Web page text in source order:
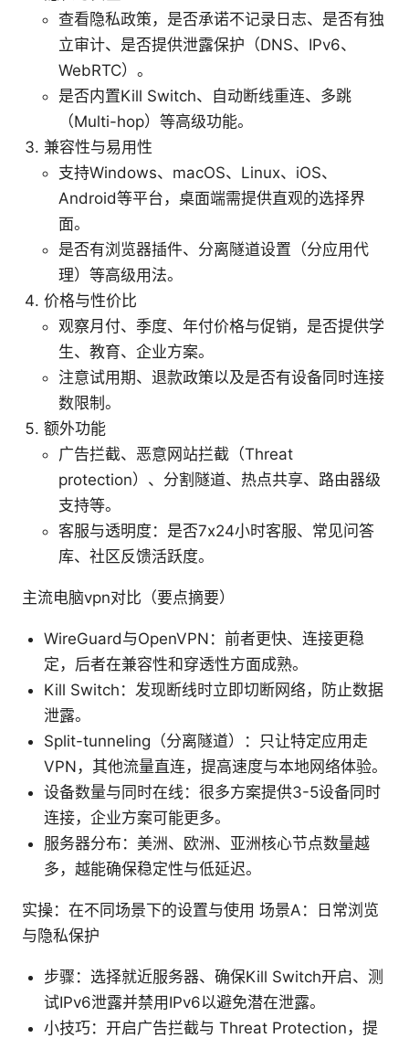
查看隐私政策，是否承诺不记录日志、是否有独
立审计、是否提供泄露保护（DNS、IPv6、
WebRTC）。
是否内置Kill Switch、自动断线重连、多跳
（Multi-hop）等高级功能。
兼容性与易用性
支持Windows、macOS、Linux、iOS、
Android等平台，桌面端需提供直观的选择界
面。
是否有浏览器插件、分离隧道设置（分应用代
理）等高级用法。
价格与性价比
观察月付、季度、年付价格与促销，是否提供学
生、教育、企业方案。
注意试用期、退款政策以及是否有设备同时连接
数限制。
额外功能
广告拦截、恶意网站拦截（Threat
protection）、分割隧道、热点共享、路由器级
支持等。
客服与透明度：是否7x24小时客服、常见问答
库、社区反馈活跃度。
主流电脑vpn对比（要点摘要）
WireGuard与OpenVPN：前者更快、连接更稳
定，后者在兼容性和穿透性方面成熟。
Kill Switch：发现断线时立即切断网络，防止数据
泄露。
Split-tunneling（分离隧道）：只让特定应用走
VPN，其他流量直连，提高速度与本地网络体验。
设备数量与同时在线：很多方案提供3-5设备同时
连接，企业方案可能更多。
服务器分布：美洲、欧洲、亚洲核心节点数量越
多，越能确保稳定性与低延迟。
实操：在不同场景下的设置与使用 场景A：日常浏览
与隐私保护
步骤：选择就近服务器、确保Kill Switch开启、测
试IPv6泄露并禁用IPv6以避免潜在泄露。
小技巧：开启广告拦截与 Threat Protection，提